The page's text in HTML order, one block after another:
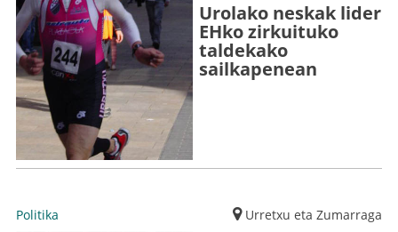
Urolako neskak lider
EHko zirkuituko
taldekako
sailkapenean
Politika Urretxu eta Zumarraga